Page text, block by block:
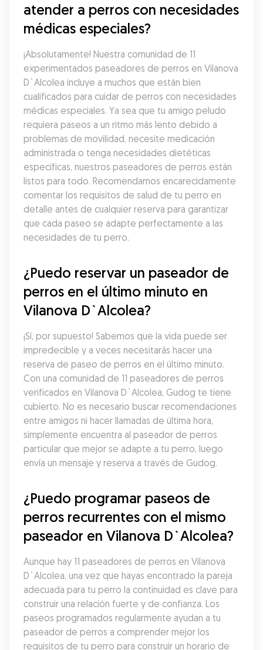
atender a perros con necesidades
médicas especiales?
¡Absolutamente! Nuestra comunidad de 11
experimentados paseadores de perros en Vilanova
D`Alcolea incluye a muchos que están bien
cualificados para cuidar de perros con necesidades
médicas especiales. Ya sea que tu amigo peludo
requiera paseos a un ritmo más lento debido a
problemas de movilidad, necesite medicación
administrada o tenga necesidades dietéticas
específicas, nuestros paseadores de perros están
listos para todo. Recomendamos encarecidamente
comentar los requisitos de salud de tu perro en
detalle antes de cualquier reserva para garantizar
que cada paseo se adapte perfectamente a las
necesidades de tu perro.
¿Puedo reservar un paseador de
perros en el último minuto en
Vilanova D`Alcolea?
¡Sí, por supuesto! Sabemos que la vida puede ser
impredecible y a veces necesitarás hacer una
reserva de paseo de perros en el último minuto.
Con una comunidad de 11 paseadores de perros
verificados en Vilanova D`Alcolea, Gudog te tiene
cubierto. No es necesario buscar recomendaciones
entre amigos ni hacer llamadas de última hora,
simplemente encuentra al paseador de perros
particular que mejor se adapte a tu perro, luego
envía un mensaje y reserva a través de Gudog.
¿Puedo programar paseos de
perros recurrentes con el mismo
paseador en Vilanova D`Alcolea?
Aunque hay 11 paseadores de perros en Vilanova
D`Alcolea, una vez que hayas encontrado la pareja
adecuada para tu perro la continuidad es clave para
construir una relación fuerte y de confianza. Los
paseos programados regularmente ayudan a tu
paseador de perros a comprender mejor los
requisitos de tu perro para construir un horario de